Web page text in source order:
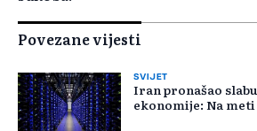
Povezane vijesti
SVIJET
Iran pronašao
ekonomije: Na